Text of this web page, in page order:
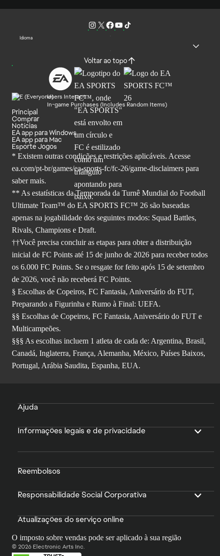
Idioma
Voltar ao topo
Users Interact
In-game Purchases (Includes Random Items)
Principal
Comprar
Notícias
EA app para Windows
EA app para Mac
Esporte Jogos
* Existem outras condições e restrições aplicáveis. Acesse
ea.com/pt-br/games/ea-sports-fc/fc-26/game-disclaimers para
saber mais.
** As estatísticas da Temporada da Turnê Mundial do Football
Ultimate Team™ do EA SPORTS FC™ 26 são baseadas
apenas na jogabilidade dos seguintes modos: Squad Battles,
Rivals, Champions e Draft.
††Você precisa concluir as etapas para obter a distribuição
inicial de FC Points até 15 de junho de 2026 para receber todos
os 6.000 FC Points. Se o resgate for feito após 15 de setembro
de 2026, você não receberá FC Points.
§ Escolhas de Copeiros, FC Fantasia, Aniversário do FUT,
Preparando a Figurinha e Rumo à Final: UEFA.
§§ Escolhas de Copeiros, FC Fantasia, Aniversário do FUT e
Multicampeões.
§§§ As escolhas incluem 1 atleta de cada de: Argentina, Brasil,
Canadá, Inglaterra, França, Alemanha, México, Países Baixos,
Portugal, Arábia Saudita, Espanha, EUA.
Ajuda
Informações legais e de privacidade
Reembolsos
Responsabilidade Social Corporativa
Atualizações do serviço online
O imposto sobre vendas pode ser aplicado à sua região
© 2026 Electronic Arts Inc.